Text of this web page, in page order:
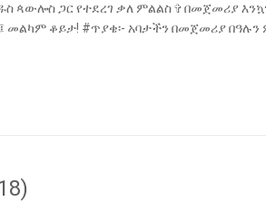
ጳውሎስ ጋር የተደረገ ቃለ ምልልስ ✞ በመጀመሪያ
መልካም ቆይታ! #ጥያቄ፡- አባታችን በመጀመሪያ